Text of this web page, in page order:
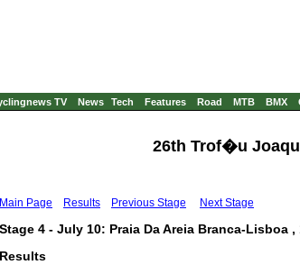
TV News Tech Features Road MTB BMX
26th Trof�u
Main Page Results Previous Stage Next Stage
Stage 4 - July 10: Praia Da Areia Branca-Lisboa ,
Results